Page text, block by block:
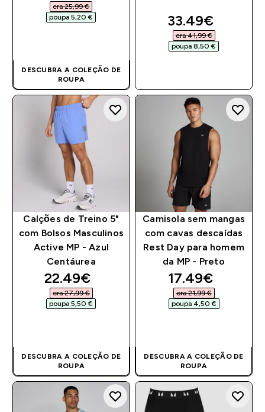
era 25,99 €‎
poupa 5,20 €‎
DESCUBRA A COLEÇÃO DE
ROUPA
discounted
33.49€‎
era 41,99 €‎
poupa 8,50 €‎
Calções de Treino 5"
com Bolsos Masculinos
Active MP - Azul
Centáurea
discounted price
22.49€‎
era 27,99 €‎
poupa 5,50 €‎
DESCUBRA A COLEÇÃO DE
ROUPA
Camisola sem mangas
com cavas descaídas
Rest Day para homem
da MP - Preto
discounted
17.49€‎
era 21,99 €‎
poupa 4,50 €‎
DESCUBRA A COLEÇÃO DE
ROUPA